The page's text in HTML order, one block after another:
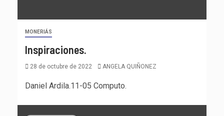
MONERIÁS
Inspiraciones.
28 de octubre de 2022 ANGELA QUIÑONEZ
Daniel Ardila.11-05 Computo.